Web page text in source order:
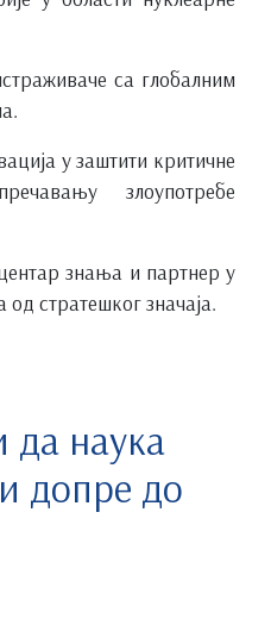
са глобалним
у заштити критичне
злоупотребе
знања и партнер у
стратешког значаја.
да наука
допре до